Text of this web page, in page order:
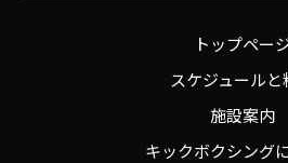
トップペー
スケジュールと
施設案内
キックボクシング